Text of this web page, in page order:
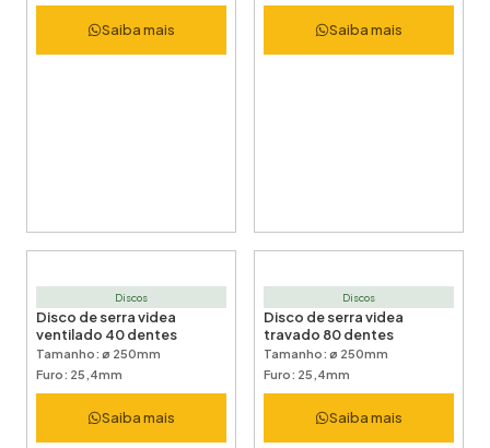
Saiba mais Saiba mais
Discos
Disco de serra videa
ventilado 40 dentes
Tamanho: ø 250mm
Furo: 25,4mm
Saiba mais
Discos
Disco de serra videa
travado 80 dentes
Tamanho: ø 250mm
Furo: 25,4mm
Saiba mais